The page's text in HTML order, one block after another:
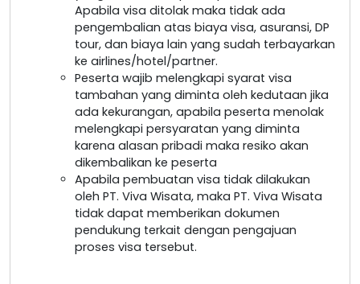
Apabila visa ditolak maka tidak ada
pengembalian atas biaya visa, asuransi, DP
tour, dan biaya lain yang sudah terbayarkan
ke airlines/hotel/partner.
Peserta wajib melengkapi syarat visa
tambahan yang diminta oleh kedutaan jika
ada kekurangan, apabila peserta menolak
melengkapi persyaratan yang diminta
karena alasan pribadi maka resiko akan
dikembalikan ke peserta
Apabila pembuatan visa tidak dilakukan
oleh PT. Viva Wisata, maka PT. Viva Wisata
tidak dapat memberikan dokumen
pendukung terkait dengan pengajuan
proses visa tersebut.